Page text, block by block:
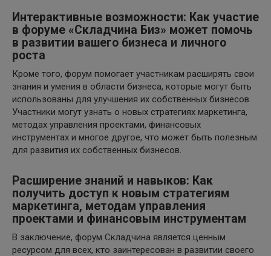
Интерактивные возможности: Как участие
в форуме «Складчина Биз» может помочь
в развитии вашего бизнеса и личного
роста
Кроме того, форум помогает участникам расширять свои
знания и умения в области бизнеса, которые могут быть
использованы для улучшения их собственных бизнесов.
Участники могут узнать о новых стратегиях маркетинга,
методах управления проектами, финансовых
инструментах и многое другое, что может быть полезным
для развития их собственных бизнесов.
Расширение знаний и навыков: Как
получить доступ к новым стратегиям
маркетинга, методам управления
проектами и финансовым инструментам
В заключение, форум Складчина является ценным
ресурсом для всех, кто заинтересован в развитии своего